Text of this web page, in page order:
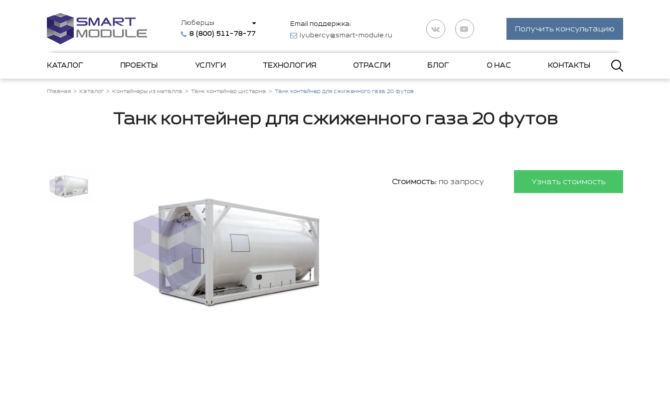
Люберцы
8 (800) 511-78-77
Email поддержка:
lyubercy@smart-module.ru
Получить консультацию
КАТАЛОГ ПРОЕКТЫ УСЛУГИ ТЕХНОЛОГИЯ ОТРАСЛИ БЛОГ О НАС КОНТАКТЫ
Главная Каталог Контейнеры из металла Танк контейнер цистерна Танк контейнер для сжиженного газа 20 футов
Танк контейнер для сжиженного газа 20 футов
Стоимость: по запросу Узнать стоимость